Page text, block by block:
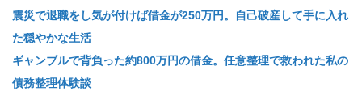
震災で退職をし気が付けば借金が250万円。自己破産して手に入れ
た穏やかな生活
ギャンブルで背負った約800万円の借金。任意整理で救われた私の
債務整理体験談